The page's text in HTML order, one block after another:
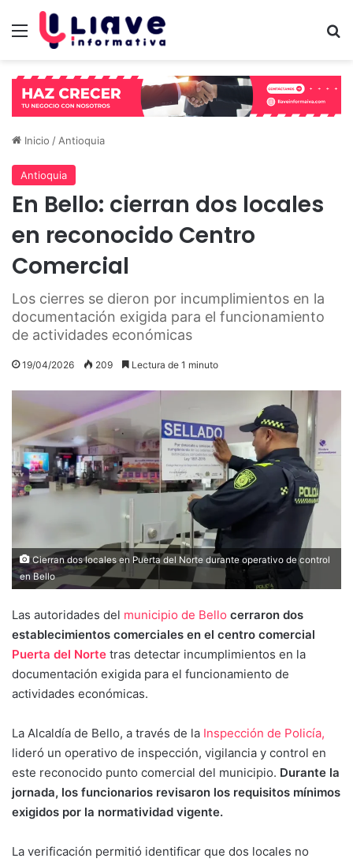
Menú
Inicio / Antioquia
Antioquia
En Bello: cierran dos locales
en reconocido Centro
Comercial
Los cierres se dieron por incumplimientos en la
documentación exigida para el funcionamiento
de actividades económicas
19/04/2026 209 Lectura de 1 minuto
Cierran dos locales en Puerta del Norte durante operativo de control
en Bello
Las autoridades del municipio de Bello cerraron dos
establecimientos comerciales en el centro comercial
Puerta del Norte tras detectar incumplimientos en la
documentación exigida para el funcionamiento de
actividades económicas.
La Alcaldía de Bello, a través de la Inspección de Policía,
lideró un operativo de inspección, vigilancia y control en
este reconocido punto comercial del municipio. Durante la
jornada, los funcionarios revisaron los requisitos mínimos
exigidos por la normatividad vigente.
La verificación permitió identificar que dos locales no